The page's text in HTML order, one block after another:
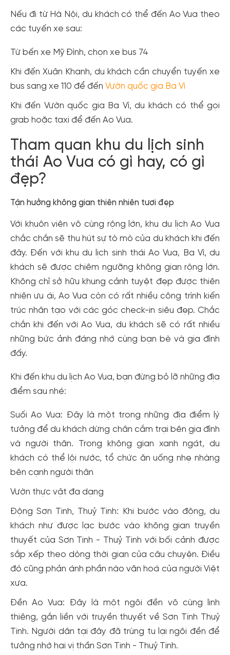
Nếu đi từ Hà Nội, du khách có thể đến Ao Vua theo
các tuyến xe sau:
Từ bến xe Mỹ Đình, chọn xe bus 74
Khi đến Xuân Khanh, du khách cần chuyển tuyến xe
bus sang xe 110 để đến Vườn quốc gia Ba Vì
Khi đến Vườn quốc gia Ba Vì, du khách có thể gọi
grab hoặc taxi để đến Ao Vua.
Tham quan khu du lịch sinh
thái Ao Vua có gì hay, có gì
đẹp?
Tận hưởng không gian thiên nhiên tươi đẹp
Với khuôn viên vô cùng rộng lớn, khu du lịch Ao Vua
chắc chắn sẽ thu hút sự tò mò của du khách khi đến
đây. Đến với khu du lịch sinh thái Ao Vua, Ba Vì, du
khách sẽ được chiêm ngưỡng không gian rộng lớn.
Không chỉ sở hữu khung cảnh tuyệt đẹp được thiên
nhiên ưu ái, Ao Vua còn có rất nhiều công trình kiến
trúc nhân tạo với các góc check-in siêu đẹp. Chắc
chắn khi đến với Ao Vua, du khách sẽ có rất nhiều
những bức ảnh đáng nhớ cùng bạn bè và gia đình
đấy.
Khi đến khu du lịch Ao Vua, bạn đừng bỏ lỡ những địa
điểm sau nhé:
Suối Ao Vua: Đây là một trong những địa điểm lý
tưởng để du khách dừng chân cắm trại bên gia đình
và người thân. Trong không gian xanh ngát, du
khách có thể lội nước, tổ chức ăn uống nhẹ nhàng
bên cạnh người thân
Vườn thực vật đa dạng
Động Sơn Tinh, Thuỷ Tinh: Khi bước vào động, du
khách như được lạc bước vào không gian truyền
thuyết của Sơn Tinh - Thuỷ Tinh với bối cảnh được
sắp xếp theo dòng thời gian của câu chuyện. Điều
đó cũng phản ánh phần nào văn hoá của người Việt
xưa.
Đền Ao Vua: Đây là một ngôi đền vô cùng linh
thiêng, gắn liền với truyền thuyết về Sơn Tinh Thuỷ
Tinh. Người dân tại đây đã trùng tu lại ngôi đền để
tưởng nhớ hai vị thần Sơn Tinh - Thuỷ Tinh.